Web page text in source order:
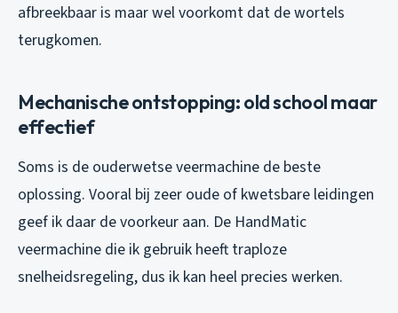
afbreekbaar is maar wel voorkomt dat de wortels
terugkomen.
Mechanische ontstopping: old school maar
effectief
Soms is de ouderwetse veermachine de beste
oplossing. Vooral bij zeer oude of kwetsbare leidingen
geef ik daar de voorkeur aan. De HandMatic
veermachine die ik gebruik heeft traploze
snelheidsregeling, dus ik kan heel precies werken.